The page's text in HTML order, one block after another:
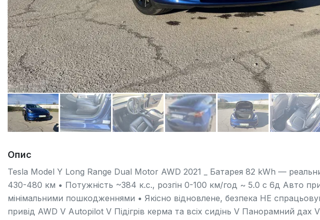
Опис
Tesla Model Y Long Range Dual Motor AWD 2021 _ Батарея 82 kWh —
430-480 км • Потужність ~384 к.с., розгін 0-100 км/год ~ 5.0 c 6д Авто
мінімальними пошкодженнями • Якісно відновлене, безпека НЕ
привід AWD V Autopilot V Підігрів керма та всіх сидінь V Панорамний дах